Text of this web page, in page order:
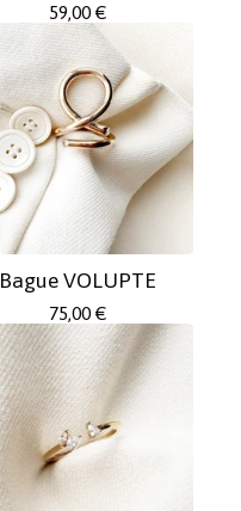
59,00 €
Bague VOLUPTE
75,00 €